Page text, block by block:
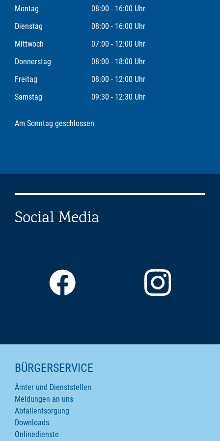
Montag
08:00 - 16:00 Uhr
Dienstag
08:00 - 16:00 Uhr
Mittwoch
07:00 - 12:00 Uhr
Donnerstag
08:00 - 18:00 Uhr
Freitag
08:00 - 12:00 Uhr
Samstag
09:30 - 12:30 Uhr
Am Sonntag geschlossen
Social Media
SEITENINHALTE
BÜRGERSERVICE
Ämter und Dienststellen
Meldungen an uns
Abfallentsorgung
Downloads
Onlinedienste